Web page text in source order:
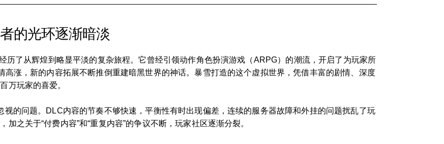
的光环逐渐暗淡
历了从辉煌到略显平淡的复杂旅程。它曾经引领动作角色扮演游戏（ARPG）的潮流，开启了为玩家所
高涨，新的内容拓展不断推倒重建暗黑世界的神话。暴雪打造的这个虚拟世界，凭借丰富的剧情、深度
万玩家的喜爱。
视的问题。DLC内容的节奏不够快速，平衡性有时出现偏差，连续的服务器故障和外挂的问题扰乱了玩
之关于“付费内容”和“重复内容”的争议不断，玩家社区逐渐分裂。